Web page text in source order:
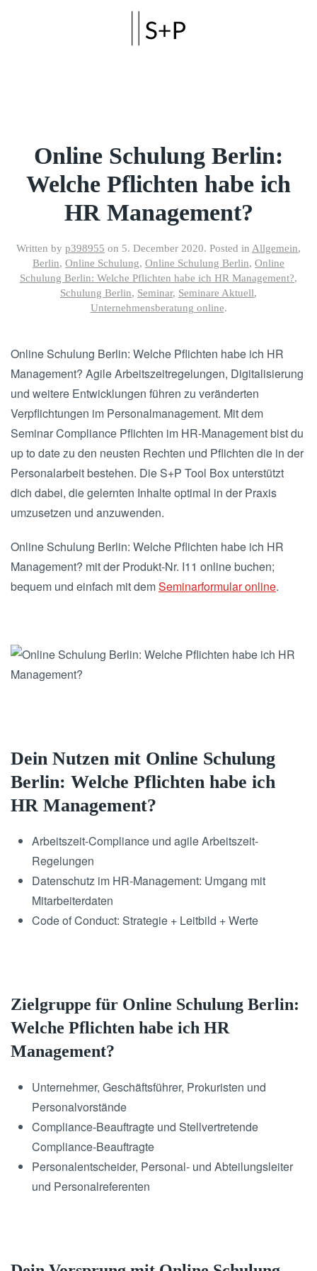
Online Schulung Berlin:
Welche Pflichten habe ich
HR Management?
Written by p398955 on 5. December 2020. Posted in Allgemein,
Berlin, Online Schulung, Online Schulung Berlin, Online
Schulung Berlin: Welche Pflichten habe ich HR Management?,
Schulung Berlin, Seminar, Seminare Aktuell,
Unternehmensberatung online.
Online Schulung Berlin: Welche Pflichten habe ich HR
Management? Agile Arbeitszeitregelungen, Digitalisierung
und weitere Entwicklungen führen zu veränderten
Verpflichtungen im Personalmanagement. Mit dem
Seminar Compliance Pflichten im HR-Management bist du
up to date zu den neusten Rechten und Pflichten die in der
Personalarbeit bestehen. Die S+P Tool Box unterstützt
dich dabei, die gelernten Inhalte optimal in der Praxis
umzusetzen und anzuwenden.
Online Schulung Berlin: Welche Pflichten habe ich HR
Management? mit der Produkt-Nr. I11 online buchen;
bequem und einfach mit demSeminarformular online.
Dein Nutzen mit Online Schulung
Berlin: Welche Pflichten habe ich
HR Management?
Arbeitszeit-Compliance und agile Arbeitszeit-
Regelungen
Datenschutz im HR-Management: Umgang mit
Mitarbeiterdaten
Code of Conduct: Strategie + Leitbild + Werte
Zielgruppe für Online Schulung Berlin:
Welche Pflichten habe ich HR
Management?
Unternehmer, Geschäftsführer, Prokuristen und
Personalvorstände
Compliance-Beauftragte und Stellvertretende
Compliance-Beauftragte
Personalentscheider, Personal- und Abteilungsleiter
und Personalreferenten